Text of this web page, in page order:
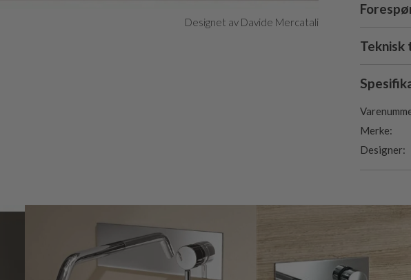
Designet av Davide Mercatali
Teknisk
Merke:
Designer: